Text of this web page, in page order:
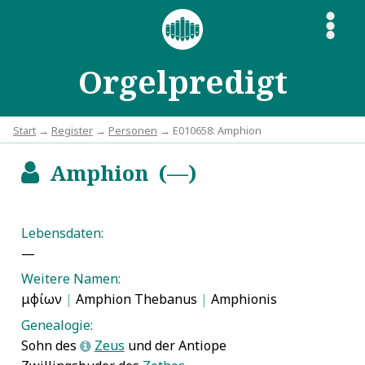
Orgelpredigt
S
Start → Register → Personen → E010658: Amphion
bAmphion (—)
Lebensdaten:
—
Weitere Namen:
Ἀμφίων | Amphion Thebanus | Amphionis
Genealogie:
Sohn des L Zeus und der Antiope